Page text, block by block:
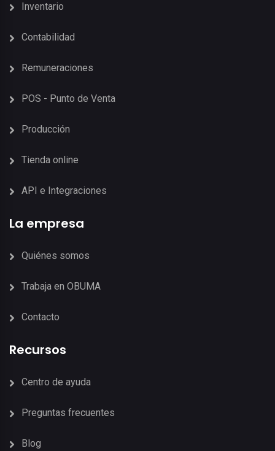
Inventario
Contabilidad
Remuneraciones
POS - Punto de Venta
Producción
Tienda online
API e Integraciones
La empresa
Quiénes somos
Trabaja en OBUMA
Contacto
Recursos
Centro de ayuda
Preguntas frecuentes
Blog